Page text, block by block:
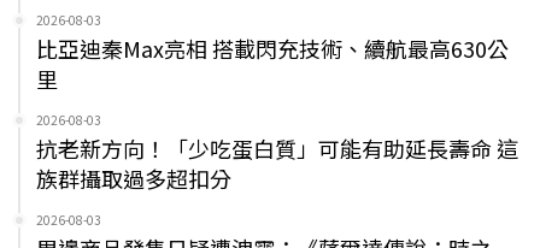
2026-08-03
比亞迪秦Max亮相 搭載閃充技術、續航最高630公
里
2026-08-03
抗老新方向！「少吃蛋白質」可能有助延長壽命 這
族群攝取過多超扣分
2026-08-03